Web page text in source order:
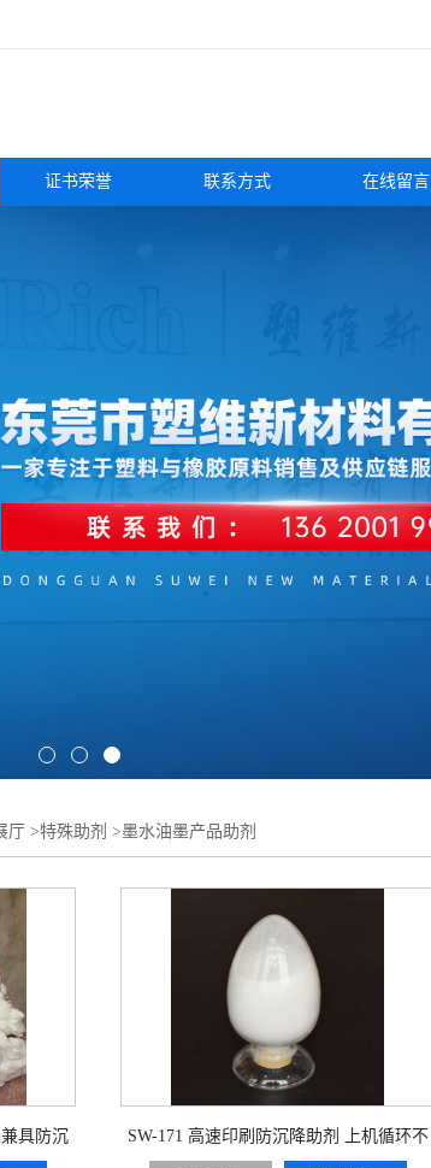
证书荣誉 联系方式 在线留言
厅 >特殊助剂 >墨水油墨产品助剂
具防沉
SW-171 高速印刷防沉降助剂 上机循环不